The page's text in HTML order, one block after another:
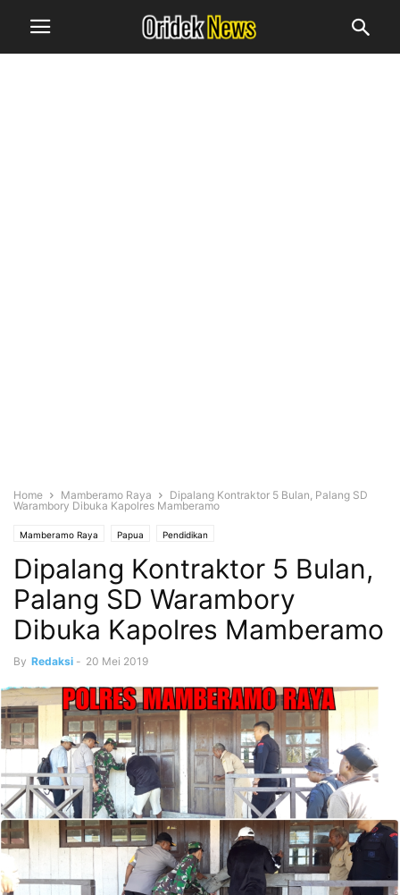
Home Mamberamo Raya
Dipalang Kontraktor 5 Bulan, Palang SD
Warambory Dibuka Kapolres Mamberamo
Mamberamo Raya Papua Pendidikan
Dipalang Kontraktor 5 Bulan,
Palang SD Warambory
Dibuka Kapolres Mamberamo
By Redaksi - 20 Mei 2019